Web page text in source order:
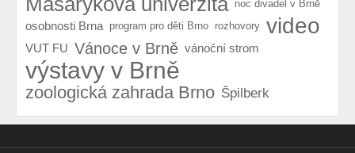
noc divadel v Brně
osobnosti Brna program pro děti Brno rozhovory video
VUT FU Vánoce v Brně vánoční strom
výstavy v Brně
zoologická zahrada Brno Špilberk